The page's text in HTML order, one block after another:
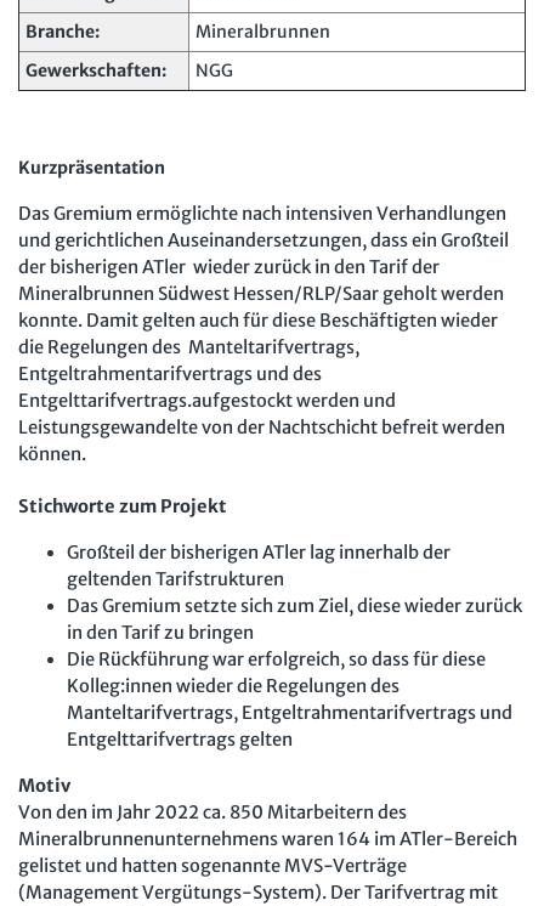
Branche:
Mineralbrunnen
Gewerkschaften:
NGG
Kurzpräsentation
Das Gremium ermöglichte nach intensiven Verhandlungen
und gerichtlichen Auseinandersetzungen, dass ein Großteil
der bisherigen ATler wieder zurück in den Tarif der
Mineralbrunnen Südwest Hessen/RLP/Saar geholt werden
konnte. Damit gelten auch für diese Beschäftigten wieder
die Regelungen des Manteltarifvertrags,
Entgeltrahmentarifvertrags und des
Entgelttarifvertrags.aufgestockt werden und
Leistungsgewandelte von der Nachtschicht befreit werden
können.
Stichworte zum Projekt
Großteil der bisherigen ATler lag innerhalb der
geltenden Tarifstrukturen
Das Gremium setzte sich zum Ziel, diese wieder zurück
in den Tarif zu bringen
Die Rückführung war erfolgreich, so dass für diese
Kolleg:innen wieder die Regelungen des
Manteltarifvertrags, Entgeltrahmentarifvertrags und
Entgelttarifvertrags gelten
Motiv
Von den im Jahr 2022 ca. 850 Mitarbeitern des
Mineralbrunnenunternehmens waren 164 im ATler-Bereich
gelistet und hatten sogenannte MVS-Verträge
(Management Vergütungs-System). Der Tarifvertrag mit